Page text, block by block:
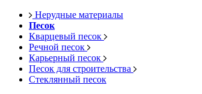
Нерудные материалы
Песок
Кварцевый песок
Речной песок
Карьерный песок
Песок для строительства
Стеклянный песок